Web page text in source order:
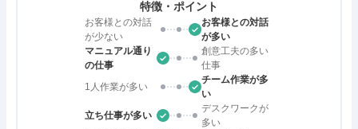
特徴・ポイント
お客様との対話
が少ない
お客様との対話
が多い
マニュアル通り
の仕事
創意工夫の多い
仕事
1人作業が多い
チーム作業が多
い
立ち仕事が多い
デスクワークが
多い